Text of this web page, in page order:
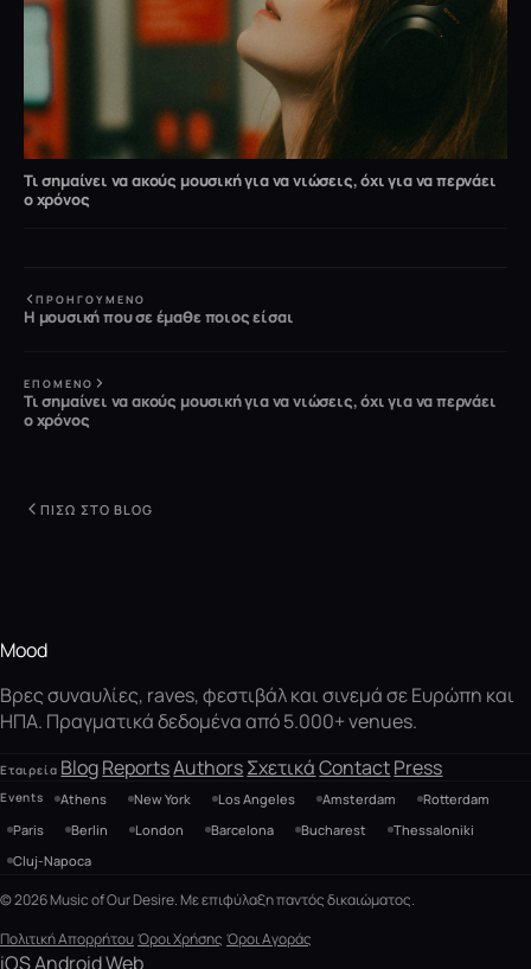
Τι σημαίνει να ακούς μουσική για να νιώσεις, όχι για να περνάει
ο χρόνος
ΠΡΟΗΓΟΎΜΕΝΟ
Η μουσική που σε έμαθε ποιος είσαι
ΕΠΌΜΕΝΟ
Τι σημαίνει να ακούς μουσική για να νιώσεις, όχι για να περνάει
ο χρόνος
ΠΊΣΩ ΣΤΟ BLOG
Mood
Βρες συναυλίες, raves, φεστιβάλ και σινεμά σε Ευρώπη και
ΗΠΑ. Πραγματικά δεδομένα από 5.000+ venues.
Εταιρεία BlogReportsAuthorsΣχετικά ContactPress
Events Athens New York Los Angeles Amsterdam
Rotterdam
Paris
Berlin London Barcelona Bucharest
Thessaloniki
Cluj-Napoca
© 2026 Music of Our Desire. Με επιφύλαξη παντός δικαιώματος.
Πολιτική ΑπορρήτουΌροι Χρήσης Όροι Αγοράς
iOSAndroidWeb